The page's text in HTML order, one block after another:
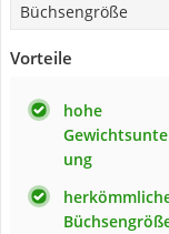
Büchsengröße
Vorteile
hohe
ung